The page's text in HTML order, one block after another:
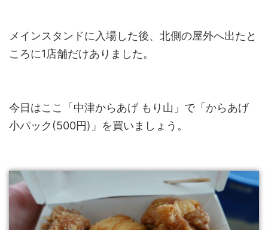
メインスタンドに入場した後、北側の屋外へ出たと
ころに1店舗だけありました。
今日はここ「中津からあげ もり山」で「からあげ
小パック(500円)」を買いましょう。